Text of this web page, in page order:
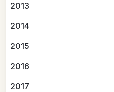
2013
2014
2015
2016
2017